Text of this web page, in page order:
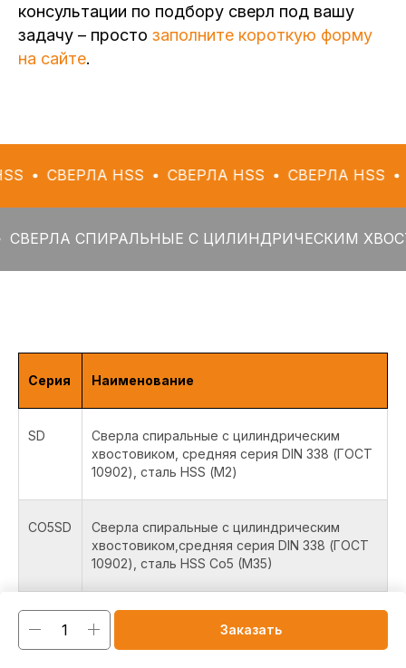
консультации по подбору сверл под вашу
задачу – просто заполните короткую форму
на сайте.
HSS СВЕРЛА HSS СВЕРЛА HSS
СПИРАЛЬНЫЕ С ЦИЛИНДРИЧЕСКИМ
Серия Наименование
SD
Сверла спиральные с цилиндрическим
хвостовиком, средняя серия DIN 338 (ГОСТ
10902), сталь HSS (М2)
CO5SD
Сверла спиральные с цилиндрическим
хвостовиком,средняя серия DIN 338 (ГОСТ
10902), сталь HSS Co5 (M35)
Сверла спиральные с цилиндрическим
хвостовиком, средняя серия DIN 338 (ГОСТ
10902), сталь HSS Co8 (M42)
Заказать